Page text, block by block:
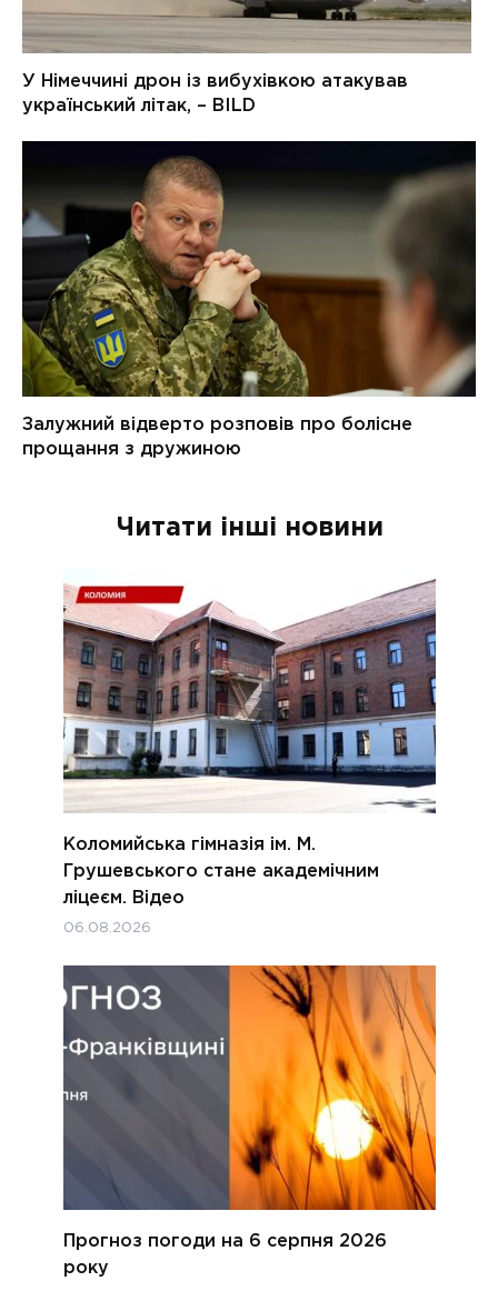
Читати інші новини
Коломийська гімназія ім. М.
Грушевського стане академічним
ліцеєм. Відео
06.08.2026
Прогноз погоди на 6 серпня 2026
року